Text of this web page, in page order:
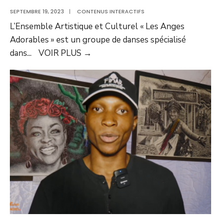
SEPTEMBRE 19, 2023 | CONTENUS INTERACTIFS
L’Ensemble Artistique et Culturel « Les Anges
Adorables » est un groupe de danses spécialisé
dans... VOIR PLUS →